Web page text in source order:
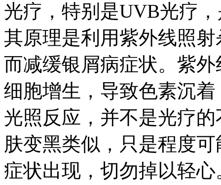
光疗，特别是UVB光疗
其原理是利用紫外线照
而减缓银屑病症状。紫
细胞增生，导致色素沉
光照反应，并不是光疗
肤变黑类似，只是程度
症状出现，切勿掉以轻心